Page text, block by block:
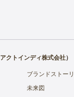
アクトインディ株式会社）
ブランドストー
未来図